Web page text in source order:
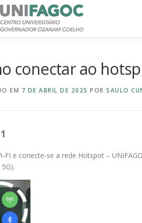
conectar ao
EM 7 DE ABRIL DE 2025 POR SAULO
FI e conecte-se a rede Hotspot –